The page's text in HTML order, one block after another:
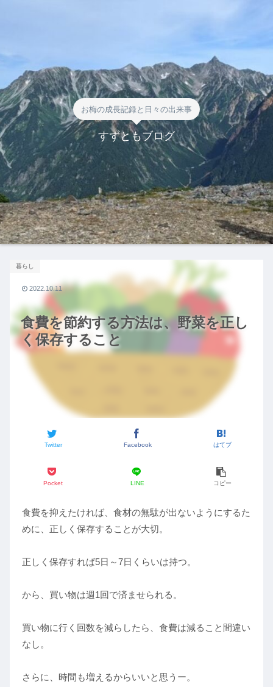
お梅の成長記録と日々の出来事
すずともブログ
食費を節約する方法は、野菜を正し
く保存すること
暮らし
Twitter Facebook はてブ
Pocket LINE コピー
2022.10.11
食費を抑えたければ、食材の無駄が出ないようにするた
めに、正しく保存することが大切。
正しく保存すれば5日～7日くらいは持つ。
から、買い物は週1回で済ませられる。
買い物に行く回数を減らしたら、食費は減ること間違い
なし。
さらに、時間も増えるからいいと思うー。